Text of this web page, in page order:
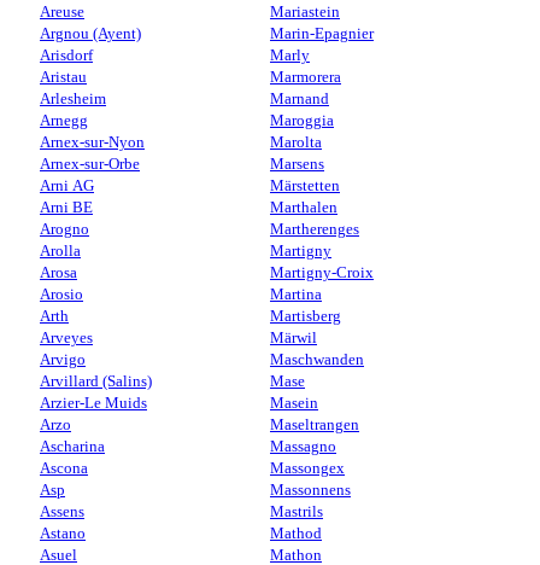
Areuse
Argnou (Ayent)
Arisdorf
Aristau
Arlesheim
Arnegg
Arnex-sur-Nyon
Arnex-sur-Orbe
Arni AG
Arni BE
Arogno
Arolla
Arosa
Arosio
Arth
Arveyes
Arvigo
Arvillard (Salins)
Arzier-Le Muids
Arzo
Ascharina
Ascona
Asp
Assens
Astano
Asuel
Mariastein
Marin-Epagnier
Marly
Marmorera
Marnand
Maroggia
Marolta
Marsens
Märstetten
Marthalen
Martherenges
Martigny
Martigny-Croix
Martina
Martisberg
Märwil
Maschwanden
Mase
Masein
Maseltrangen
Massagno
Massongex
Massonnens
Mastrils
Mathod
Mathon